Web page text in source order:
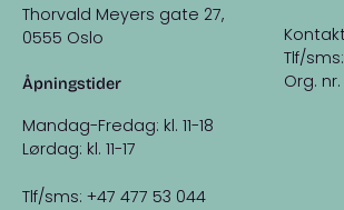
Thorvald Meyers gate 27,
0555 Oslo
Åpningstider
Mandag-Fredag: kl. 11-18
Lørdag: kl. 11-17
Tlf/sms: +47 477 53 044
Tlf/
Org. nr.